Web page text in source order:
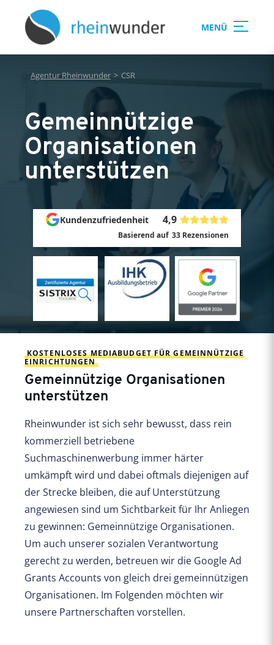
MENÜ
Agentur Rheinwunder > CSR
Gemeinnützige
Organisationen
unterstützen
Kundenzufriedenheit 4,9
Basierend auf 33 Rezensionen
KOSTENLOSES MEDIABUDGET FÜR GEMEINNÜTZIGE
EINRICHTUNGEN
Gemeinnützige Organisationen
unterstützen
Rheinwunder ist sich sehr bewusst, dass rein
kommerziell betriebene
Suchmaschinenwerbung immer härter
umkämpft wird und dabei oftmals diejenigen auf
der Strecke bleiben, die auf Unterstützung
angewiesen sind um Sichtbarkeit für Ihr Anliegen
zu gewinnen: Gemeinnützige Organisationen.
Um auch unserer sozialen Verantwortung
gerecht zu werden, betreuen wir die Google Ad
Grants Accounts von gleich drei gemeinnützigen
Organisationen. Im Folgenden möchten wir
unsere Partnerschaften vorstellen.